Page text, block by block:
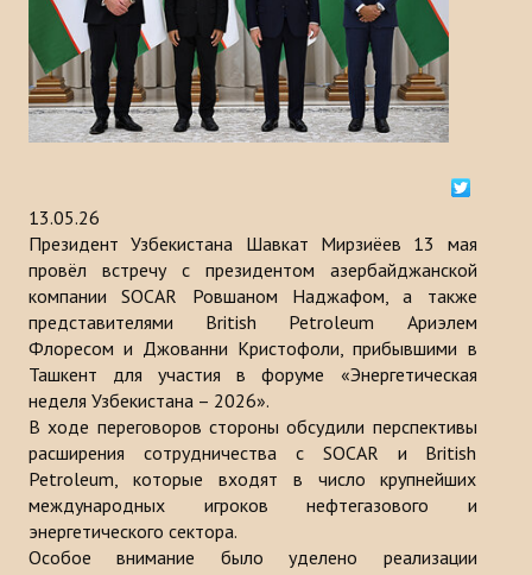
МЕРОПРИЯТИЯ
НОВОСТИ
Казакстан
Турция
Узбекистан
Азербайджан
Туркменистан
ПУБЛИКАЦИИ
Публикации
Информационные бюллетени
13.05.26
Президент Узбекистана Шавкат Мирзиёев 13 мая
провёл встречу с президентом азербайджанской
компании SOCAR Ровшаном Наджафом, а также
представителями British Petroleum Ариэлем
Флоресом и Джованни Кристофоли, прибывшими в
Ташкент для участия в форуме «Энергетическая
неделя Узбекистана – 2026».
В ходе переговоров стороны обсудили перспективы
расширения сотрудничества с SOCAR и British
Petroleum, которые входят в число крупнейших
международных игроков нефтегазового и
энергетического сектора.
Особое внимание было уделено реализации